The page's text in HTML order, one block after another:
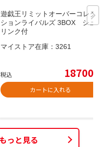
遊戯王リミットオーバーコレク
ションライバルズ 3BOX シュ
リンク付
マイストア在庫： 3261
税込 18700
カートに入れる
っと見る